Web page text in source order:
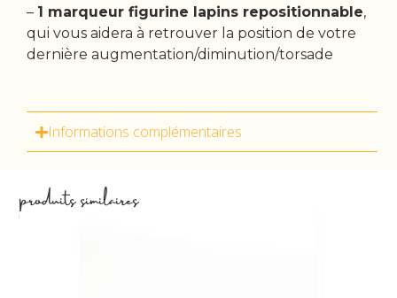
– 1 marqueur figurine lapins repositionnable,
qui vous aidera à retrouver la position de votre
dernière augmentation/diminution/torsade
Informations complémentaires
produits similaires